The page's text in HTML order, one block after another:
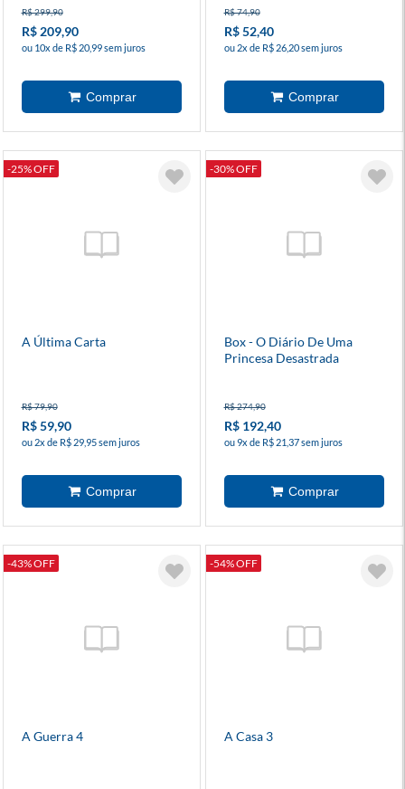
R$ 299,90
R$ 209,90
ou 10x de R$ 20,99 sem juros
R$ 74,90
R$ 52,40
ou 2x de R$ 26,20 sem juros
-25% OFF
A Última Carta
R$ 79,90
R$ 59,90
ou 2x de R$ 29,95 sem juros
-30% OFF
Box - O Diário De Uma
Princesa Desastrada
R$ 274,90
R$ 192,40
ou 9x de R$ 21,37 sem juros
-43% OFF
A Guerra 4
-54% OFF
A Casa 3